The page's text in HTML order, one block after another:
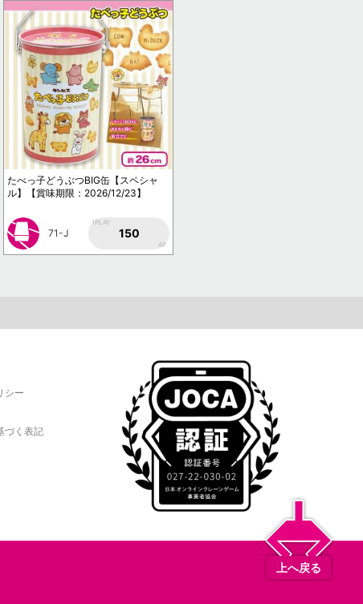
たべっ子どうぶつBIG缶【スペシャ
ル】【賞味期限：2026/12/23】
71-J
1PLAY
150
AP
シー
づく表記
上へ戻る